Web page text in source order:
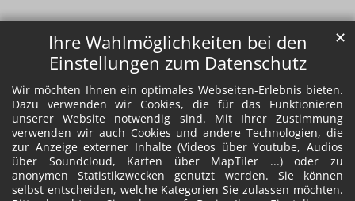
Ihre Wahlmöglichkeiten bei den
Einstellungen zum Datenschutz
Wir möchten Ihnen ein optimales Webseiten-Erlebnis bieten.
Dazu verwenden wir Cookies, die für das Funktionieren
unserer Website notwendig sind. Mit Ihrer Zustimmung
verwenden wir auch Cookies und andere Technologien, die
zur Anzeige externer Inhalte (Videos über Youtube, Audios
über Soundcloud, Karten über MapTiler ...) oder zu
anonymen Statistikzwecken genutzt werden. Sie können
selbst entscheiden, welche Kategorien Sie zulassen möchten.
✕